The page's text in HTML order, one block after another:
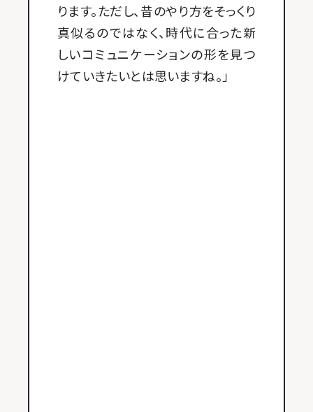
ります。ただし、昔のやり方をそっくり
真似るのではなく、時代に合った新
しいコミュニケーションの形を見つ
けていきたいとは思いますね。」